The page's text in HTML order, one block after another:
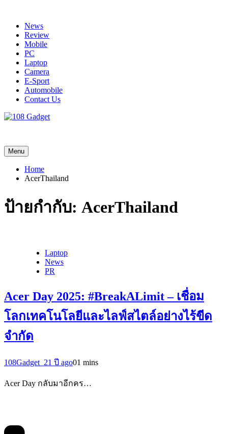
contentNews
Review
Mobile
PC
Laptop
Camera
E-Sport
Automobile
Contact Us
Menu
Home
AcerThailand
ป้ายกำกับ: AcerThailand
Laptop
News
PR
Acer Day 2025: #BreakALimit – เชื่อม
โลกเทคโนโลยีและไลฟ์สไตล์อย่างไร้ขีด
จำกัด
108Gadget_21 ปี ago01 mins
Acer Day กลับมาอีกคร…